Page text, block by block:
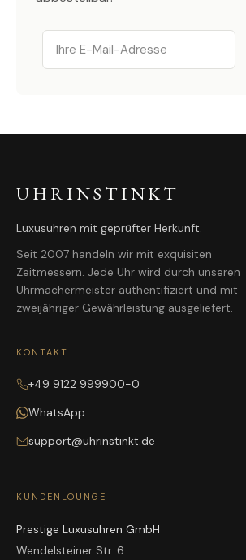
Email
UHRINSTINKT
Luxusuhren mit geprüfter Herkunft.
Seit 2007 handeln wir mit exquisiten
Zeitmessern. Jede Uhr wird durch unseren
Uhrmachermeister authentifiziert und mit
zweijähriger Gewährleistung ausgeliefert.
KONTAKT
+49 9122 999900-0
WhatsApp
support@uhrinstinkt.de
KUNDENLOUNGE
Prestige Luxusuhren GmbH
Wendelsteiner Str. 6